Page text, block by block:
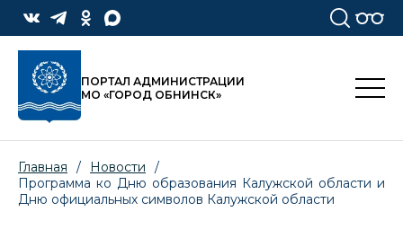
ПОРТАЛ АДМИНИСТРАЦИИ
МО «ГОРОД ОБНИНСК»
Главная / Новости
/
Программа ко Дню образования Калужской области и
Дню официальных символов Калужской области